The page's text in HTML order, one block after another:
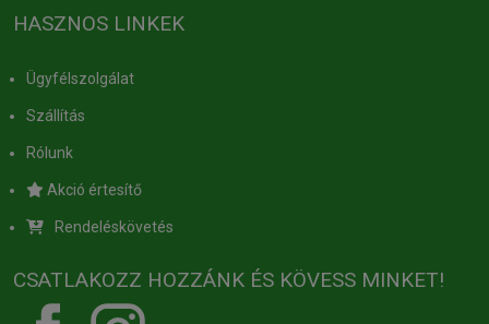
HASZNOS LINKEK
Ügyfélszolgálat
Szállítás
Rólunk
Akció értesítő
Rendeléskövetés
CSATLAKOZZ HOZZÁNK ÉS KÖVESS MINKET!